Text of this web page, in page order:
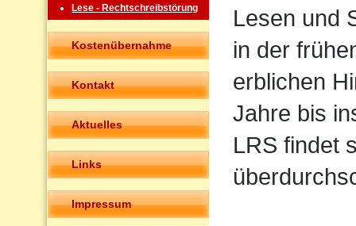
Lese - Rechtschreibstörung
Kostenübernahme
Kontakt
Aktuelles
Links
Impressum
Lesen und
in der
erblichen
Jahre bis
LRS findet